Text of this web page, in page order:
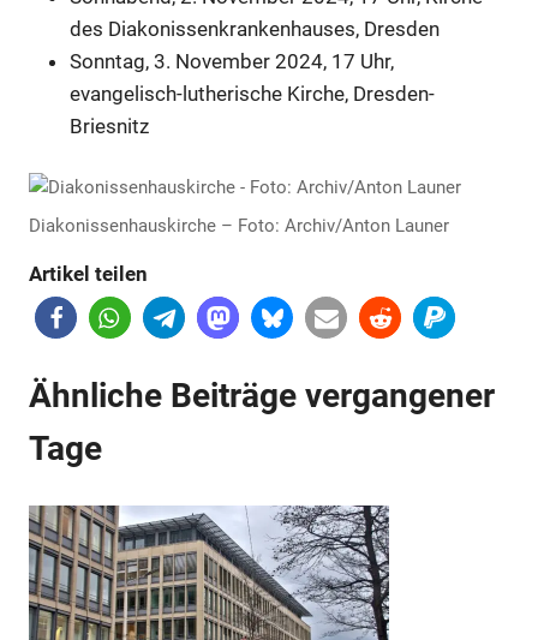
des Diakonissenkrankenhauses, Dresden
Sonntag, 3. November 2024, 17 Uhr,
evangelisch-lutherische Kirche, Dresden-
Briesnitz
Diakonissenhauskirche – Foto: Archiv/Anton Launer
Artikel teilen
Ähnliche Beiträge vergangener
Tage